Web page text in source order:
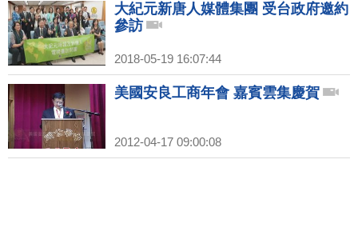
大紀元新唐人媒體集團 受台政府邀約
參訪
2018-05-19 16:07:44
美國安良工商年會 嘉賓雲集慶賀
2012-04-17 09:00:08